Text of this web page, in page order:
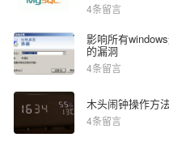
4条留言
影响所有
的漏洞
4条留言
木头闹钟操作方
4条留言